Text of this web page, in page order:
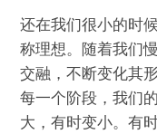
还在我们很小的时
称理想。随着我们
交融，不断变化其
每一个阶段，我们
大，有时变小。有